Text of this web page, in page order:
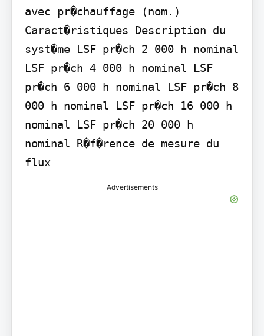
avec pr�chauffage (nom.)
Caract�ristiques Description du
syst�me LSF pr�ch 2 000 h nominal
LSF pr�ch 4 000 h nominal LSF
pr�ch 6 000 h nominal LSF pr�ch 8
000 h nominal LSF pr�ch 16 000 h
nominal LSF pr�ch 20 000 h
nominal R�f�rence de mesure du
flux
Advertisements